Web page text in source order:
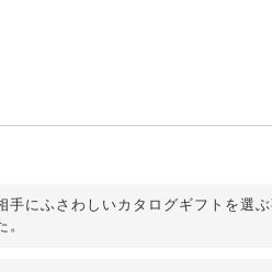
にふさわしいカタログギフトを選ぶ
。